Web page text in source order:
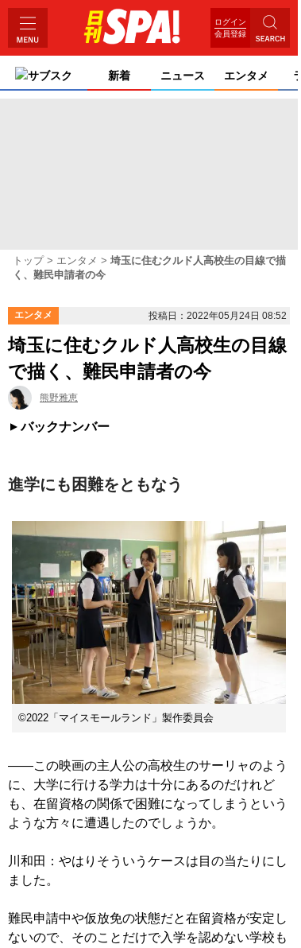
ログイン
会員登録
サブスク 新着 ニュース エンタメ
トップ エンタメ
埼玉に住むクルド人高校生の目線で描
く、難民申請者の今
エンタメ 投稿日：2022年05月24日 08:52
埼玉に住むクルド人高校生の目線
で描く、難民申請者の今
熊野雅恵
バックナンバー
進学にも困難をともなう
©︎2022「マイスモールランド」製作委員会
――この映画の主人公の高校生のサーリャのよう
に、大学に行ける学力は十分にあるのだけれど
も、在留資格の関係で困難になってしまうという
ような方々に遭遇したのでしょうか。
川和田：やはりそういうケースは目の当たりにし
ました。
難民申請中や仮放免の状態だと在留資格が安定し
ないので、そのことだけで入学を認めない学校も